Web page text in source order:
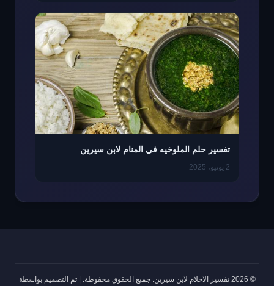
تفسير حلم الملوخيه في المنام لابن سيرين
2 يونيو، 2025
© 2026 تفسير الاحلام لابن سيرين. جميع الحقوق محفوظة. |تم التصميم بواسطة